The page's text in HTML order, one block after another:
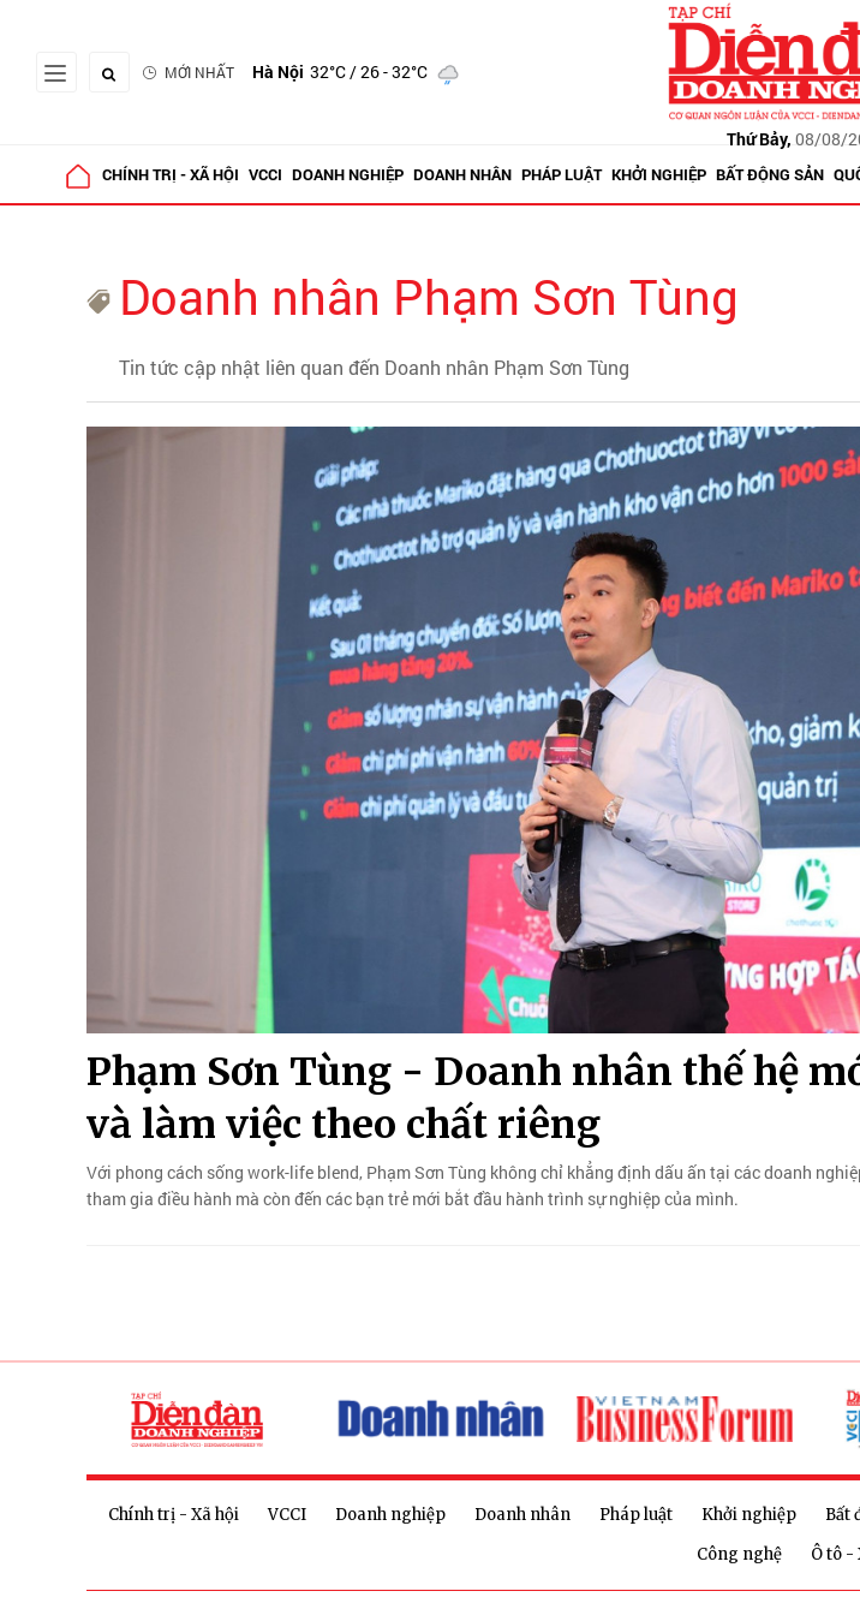
MỚI NHẤT Hà Nội 32°C/ 26 - 32°C
Thứ Bảy, 08/08/
CHÍNH TRỊ - XÃ HỘI VCCI DOANH NGHIỆP DOANH NHÂN PHÁP LUẬT KHỞI NGHIỆP BẤT ĐỘNG SẢN
Doanh nhân Phạm Sơn Tùng
Tin tức cập nhật liên quan đến Doanh nhân Phạm Sơn Tùng
Phạm Sơn Tùng - Doanh nhân thế hệ
và làm việc theo chất riêng
Với phong cách sống work-life blend, Phạm Sơn Tùng không chỉ khẳng định dấu ấn tại các doanh
tham gia điều hành mà còn đến các bạn trẻ mới bắt đầu hành trình sự nghiệp của mình.
Chính trị - Xã hội VCCI Doanh nghiệp Doanh nhân Pháp luật Khởi nghiệp Bất
Công nghệ
Ô tô -